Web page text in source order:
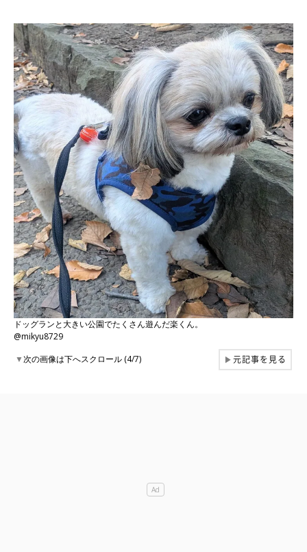
ドッグランと大きい公園でたくさん遊んだ楽くん。
@mikyu8729
▼次の画像は下へスクロール (4/7) ▶元記事を見る